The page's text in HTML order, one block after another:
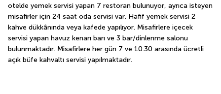
otelde yemek servisi yapan 7 restoran bulunuyor, ayrıca isteyen
misafirler için 24 saat oda servisi var. Hafif yemek servisi 2
kahve dükkânında veya kafede yapılıyor. Misafirlere içecek
servisi yapan havuz kenarı barı ve 3 bar/dinlenme salonu
bulunmaktadır. Misafirlere her gün 7 ve 10.30 arasında ücretli
açık büfe kahvaltı servisi yapılmaktadır.